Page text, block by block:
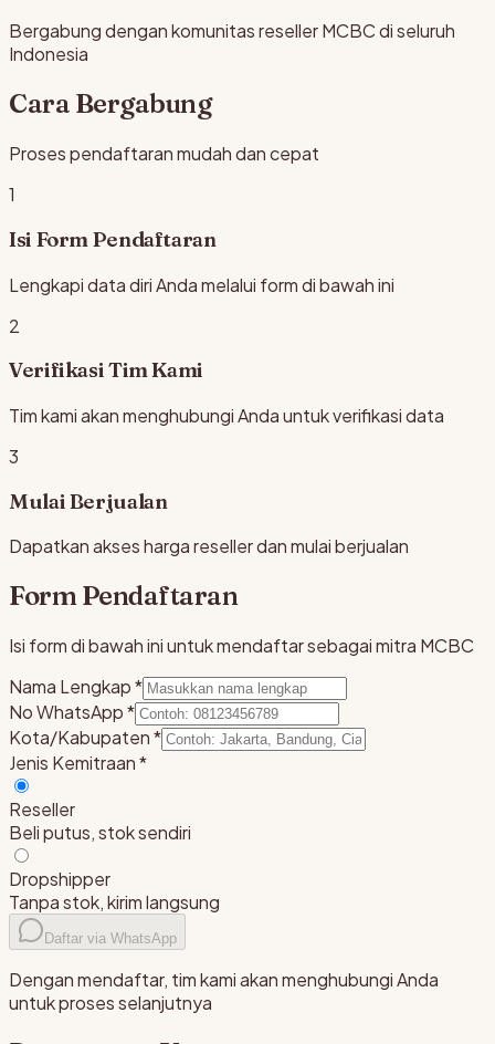
Bergabung dengan komunitas reseller MCBC di seluruh
Indonesia
Cara Bergabung
Proses pendaftaran mudah dan cepat
1
Isi Form Pendaftaran
Lengkapi data diri Anda melalui form di bawah ini
2
Verifikasi Tim Kami
Tim kami akan menghubungi Anda untuk verifikasi data
3
Mulai Berjualan
Dapatkan akses harga reseller dan mulai berjualan
Form Pendaftaran
Isi form di bawah ini untuk mendaftar sebagai mitra MCBC
Nama Lengkap*
No WhatsApp*
Kota/Kabupaten*
Jenis Kemitraan*
Reseller
Beli putus, stok sendiri
Dropshipper
Tanpa stok, kirim langsung
Daftar via WhatsApp
Dengan mendaftar, tim kami akan menghubungi Anda
untuk proses selanjutnya